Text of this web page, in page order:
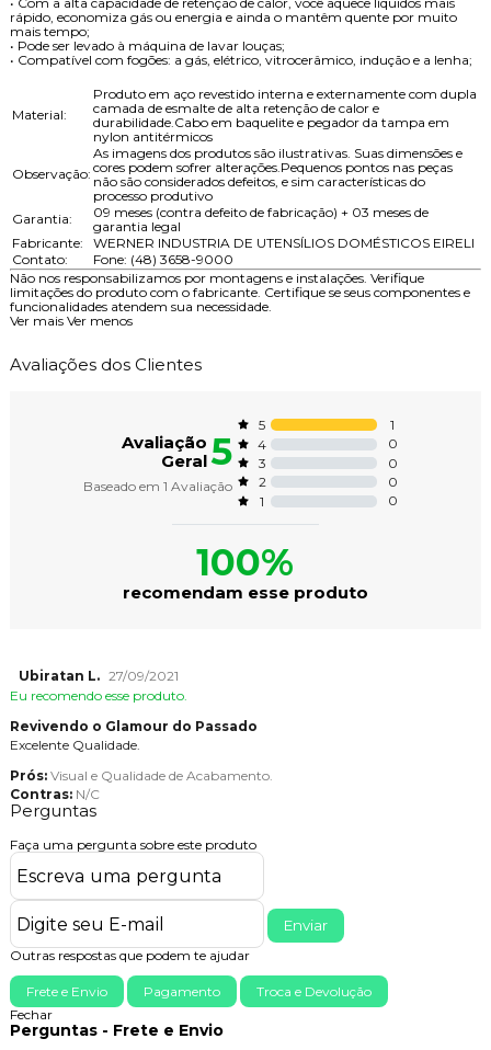
rápido, economiza gás ou energia e ainda o mantêm quente por muito
mais tempo;
• Pode ser levado à máquina de lavar louças;
• Compatível com fogões: a gás, elétrico, vitrocerâmico, indução e a lenha;
Material:
Produto em aço revestido interna e externamente com dupla
camada de esmalte de alta retenção de calor e
durabilidade.Cabo em baquelite e pegador da tampa em
nylon antitérmicos
Observação:
As imagens dos produtos são ilustrativas. Suas dimensões e
cores podem sofrer alterações.Pequenos pontos nas peças
não são considerados defeitos, e sim características do
processo produtivo
Garantia:
09 meses (contra defeito de fabricação) + 03 meses de
garantia legal
Fabricante:
WERNER INDUSTRIA DE UTENSÍLIOS DOMÉSTICOS EIRELI
Contato:
Fone: (48) 3658-9000
Não nos responsabilizamos por montagens e instalações. Verifique
limitações do produto com o fabricante. Certifique se seus componentes e
funcionalidades atendem sua necessidade.
Ver mais Ver menos
Avaliações dos Clientes
Avaliação
Geral5
Baseado em 1 Avaliação
5
1
4
0
3
0
2
0
1
0
100%
recomendam esse produto
Ubiratan L. 27/09/2021
Eu recomendo esse produto.
Revivendo o Glamour do Passado
Excelente Qualidade.
Prós: Visual e Qualidade de Acabamento.
Contras: N/C
Perguntas
Faça uma pergunta sobre este produto
Enviar
Outras respostas que podem te ajudar
Frete e Envio Pagamento
Troca e Devolução
Fechar
Perguntas - Frete e Envio